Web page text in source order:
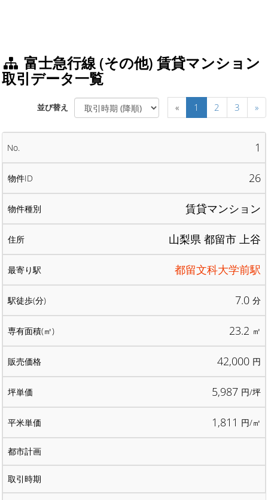
富士急行線 (その他) 賃貸マンション
取引データ一覧
並び替え « 1 2 3 »
1
26
賃貸マンション
山梨県 都留市 上谷
都留文科大学前駅
7.0 分
23.2 ㎡
42,000 円
5,987 円/坪
1,811 円/㎡